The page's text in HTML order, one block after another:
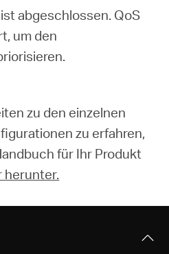
abgeschlossen. QoS
um den
zu den einzelnen
zu erfahren,
für Ihr Produkt
herunter.